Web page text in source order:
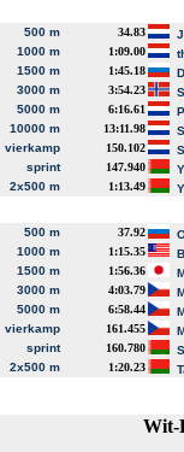
500 m 34.83
1000 m
1:09.00
1500 m
1:45.18
3000 m
3:54.23
5000 m
6:16.61
10000 m
13:11.98
vierkamp
150.102
sprint
147.940
2x500 m
1:13.49
500 m 37.92
1000 m
1:15.35
1500 m
1:56.36
3000 m
4:03.79
5000 m
6:58.44
vierkamp
161.455
sprint
160.780
2x500 m
1:20.23
Wit-